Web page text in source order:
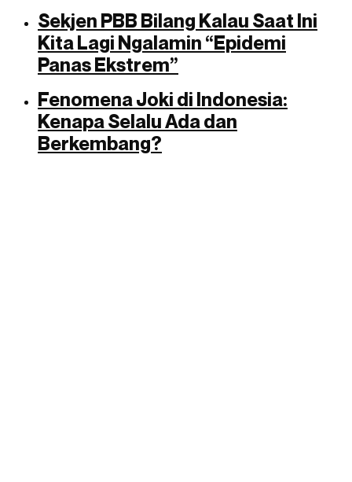
Sekjen PBB Bilang Kalau Saat Ini
Kita Lagi Ngalamin “Epidemi
Panas Ekstrem”
Fenomena Joki di Indonesia:
Kenapa Selalu Ada dan
Berkembang?